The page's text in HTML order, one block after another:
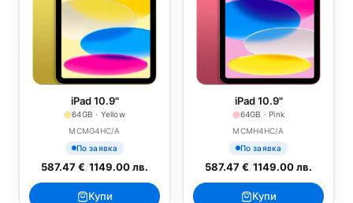
iPad 10.9"
64GB · Yellow
MCMG4HC/A
По заявка
587.47 €/1149.00 лв.
Купи
iPad 10.9"
64GB · Pink
MCMH4HC/A
По заявка
587.47 €/1149.00 лв.
Купи